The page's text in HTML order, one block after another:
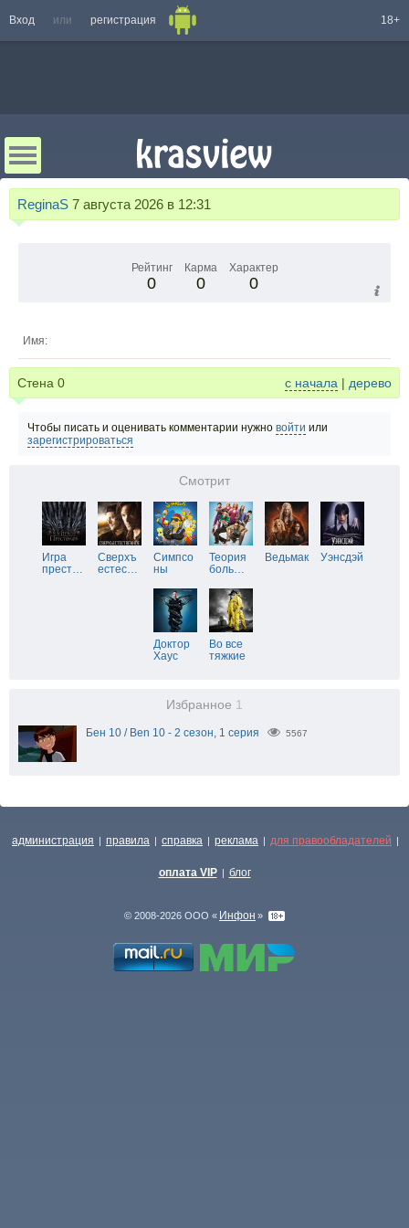
Вход или регистрация 18+
ReginaS 7 августа 2026 в 12:31
Рейтинг
0
Карма
0
Характер
0
Имя:
Стена 0 с начала | дерево
Чтобы писать и оценивать комментарии нужно войти или
зарегистрироваться
Смотрит
Игра
прест…
Сверхъ
естес…
Симпсо
ны
Теория
боль…
Ведьмак Уэнсдэй
Доктор
Хаус
Во все
тяжкие
Избранное 1
Бен 10 / Ben 10 - 2 сезон, 1 серия 5567
администрация | правила | справка | реклама | для правообладателей |
оплата VIP | блог
© 2008-2026 ООО « Инфон »